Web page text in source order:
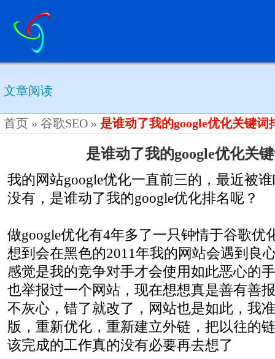
文章阅读
首页 » 谷歌SEO » 是谁动了我的google优化关键词
是谁动了我的google优化关
我的网站google优化一直前三的，最近被
没有，是谁动了我的google优化排名呢？
做google优化有4年多了一只钟情于谷歌优
想到会在黑色的2011年我的网站会遇到良
感觉是我的竞争对手才会使用如此恶心的
也举报过一个网站，现在想想真是善有善
不灰心，错了就改了，网站也是如此，我
版，重新优化，重新建立外链，把以往的
该完成的工作真的没有必要再去想了